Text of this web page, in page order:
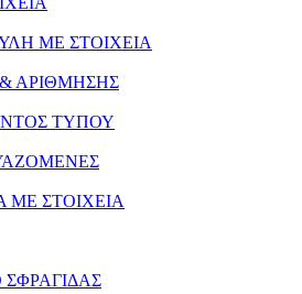
ΜΕ ΣΤΟΙΧΕΙΑ
ΑΡΙΘΜΗΣΗΣ
ΤΥΠΟΥ
ΜΕ ΣΤΟΙΧΕΙΑ